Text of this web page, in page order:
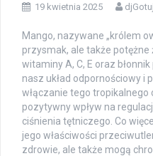
19 kwietnia 2025
Mango, nazywane „królem
przysmak, ale także potężne
witaminy A, C, E oraz
nasz układ odpornościowy i
włączanie tego
pozytywny wpływ na
ciśnienia tętniczego. Co
jego właściwości
zdrowie, ale także mogą